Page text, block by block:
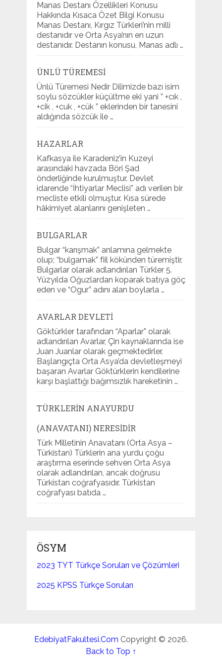
Manas Destanı Özellikleri Konusu
Hakkında Kısaca Özet Bilgi Konusu
Manas Destanı, Kırgız Türkleri’nin milli
destanıdır ve Orta Asya’nın en uzun
destanıdır. Destanın konusu, Manas adlı …
ÜNLÜ TÜREMESI
Ünlü Türemesi Nedir Dilimizde bazı isim
soylu sözcükler küçültme eki yani ” +cık ,
+cik , +cuk , +cük ” eklerinden bir tanesini
aldığında sözcük ile …
HAZARLAR
Kafkasya ile Karadeniz’in Kuzeyi
arasındaki havzada Böri Şad
önderliğinde kurulmuştur. Devlet
idarende “İhtiyarlar Meclisi” adı verilen bir
mecliste etkili olmuştur. Kısa sürede
hâkimiyet alanlarını genişleten …
BULGARLAR
Bulgar “karışmak” anlamına gelmekte
olup; “bulgamak” fiil kökünden türemiştir.
Bulgarlar olarak adlandırılan Türkler 5.
Yüzyılda Oğuzlardan koparak batıya göç
eden ve “Ogur” adını alan boylarla …
AVARLAR DEVLETI
Göktürkler tarafından “Aparlar” olarak
adlandırılan Avarlar, Çin kaynaklarında ise
Juan Juanlar olarak geçmektedirler.
Başlangıçta Orta Asya’da devletleşmeyi
başaran Avarlar Göktürklerin kendilerine
karşı başlattığı bağımsızlık hareketinin …
TÜRKLERIN ANAYURDU
(ANAVATANI) NERESIDIR
Türk Milletinin Anavatanı (Orta Asya –
Türkistan) Türklerin ana yurdu çoğu
araştırma eserinde sehven Orta Asya
olarak adlandırılan, ancak doğrusu
Türkistan coğrafyasıdır. Türkistan
coğrafyası batıda …
ÖSYM
2023 TYT Türkçe Soruları ve Çözümleri
2025 KPSS Türkçe Soruları
EdebiyatFakultesi.Com Copyright © 2026.
Back to Top ↑